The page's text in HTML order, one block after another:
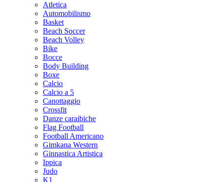
Atletica
Automobilismo
Basket
Beach Soccer
Beach Volley
Bike
Bocce
Body Building
Boxe
Calcio
Calcio a 5
Canottaggio
Crossfit
Danze caraibiche
Flag Football
Football Americano
Gimkana Western
Ginnastica Artistica
Ippica
Judo
K1